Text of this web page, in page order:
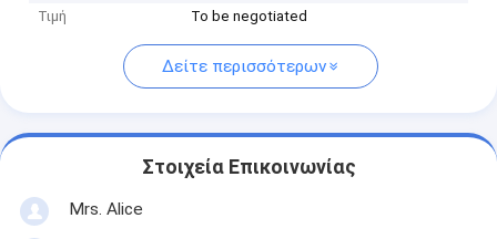
Τιμή
To be negotiated
Δείτε περισσότερων
Στοιχεία Επικοινωνίας
Mrs. Alice